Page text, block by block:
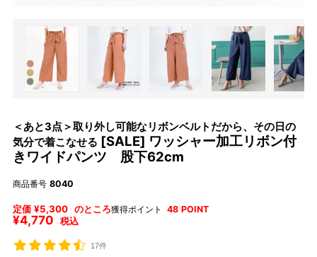
＜あと3点＞取り外し可能なリボンベルトだから、その日の
気分で着こなせる [SALE] ワッシャー加工リボン付
きワイドパンツ 股下62cm
商品番号 8040
定価 ¥5,300 のところ
¥4,770 税込
獲得ポイント 48 POINT
17件